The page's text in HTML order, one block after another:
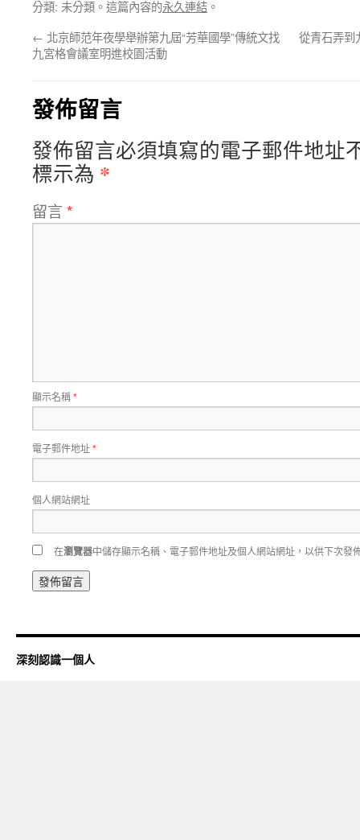
分類: 未分類。這篇內容的永久連結 。
← 北京師范年夜學舉辦第九屆“芳華國學”傳統文找
九宮格會議室明進校園活動
從青石弄到
發佈留言
發佈留言必須填寫的電子郵件地址
標示為 *
留言 *
顯示名稱*
電子郵件地址*
個人網站網址
在瀏覽器中儲存顯示名稱、電子郵件地址及個人網站網址，以供下次發
深刻認識一個人